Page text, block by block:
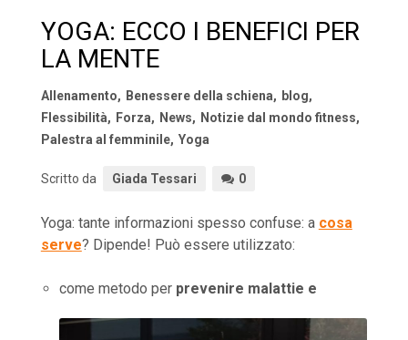
YOGA: ECCO I BENEFICI PER
LA MENTE
Allenamento, Benessere della schiena, blog,
Flessibilità, Forza, News, Notizie dal mondo fitness,
Palestra al femminile, Yoga
Scritto da Giada Tessari 0
Yoga: tante informazioni spesso confuse: a cosa
serve? Dipende! Può essere utilizzato:
come metodo per prevenire malattie e